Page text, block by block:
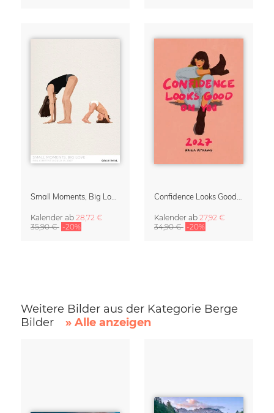
Kalender ab 28,72 €
35,90 € -20%
Kalender ab 27,92 €
34,90 € -20%
Weitere Bilder aus der Kategorie Berge
Bilder
» Alle anzeigen